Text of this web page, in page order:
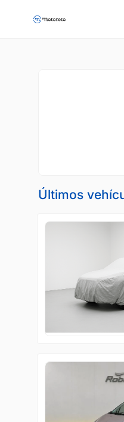
Últimos